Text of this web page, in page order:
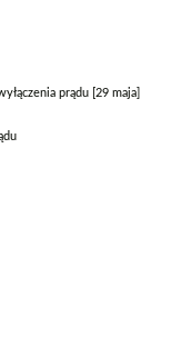
prądu [29 maja]